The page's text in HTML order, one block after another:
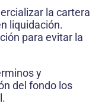
la cartera
liquidación.
para evitar la
y
del fondo los